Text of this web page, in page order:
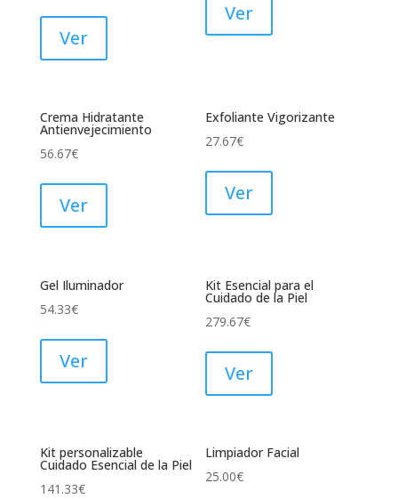
Ver
Ver
Crema Hidratante
Antienvejecimiento
56.67€
Ver
Exfoliante Vigorizante
27.67€
Ver
Gel Iluminador
54.33€
Ver
Kit Esencial para el
Cuidado de la Piel
279.67€
Ver
Kit personalizable
Cuidado Esencial de la Piel
141.33€
Limpiador Facial
25.00€